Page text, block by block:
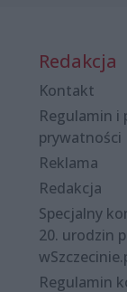
Redakcja
Kontakt
Regulamin i
prywatności
Reklama
Redakcja
Specjalny
20. urodzin
Regulamin